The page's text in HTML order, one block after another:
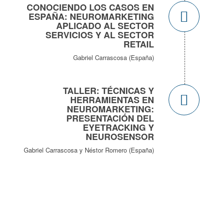
CONOCIENDO LOS CASOS EN
ESPAÑA: NEUROMARKETING
APLICADO AL SECTOR
SERVICIOS Y AL SECTOR
RETAIL
Gabriel Carrascosa (España)
TALLER: TÉCNICAS Y
HERRAMIENTAS EN
NEUROMARKETING:
PRESENTACIÓN DEL
EYETRACKING Y
NEUROSENSOR
Gabriel Carrascosa y Néstor Romero (España)